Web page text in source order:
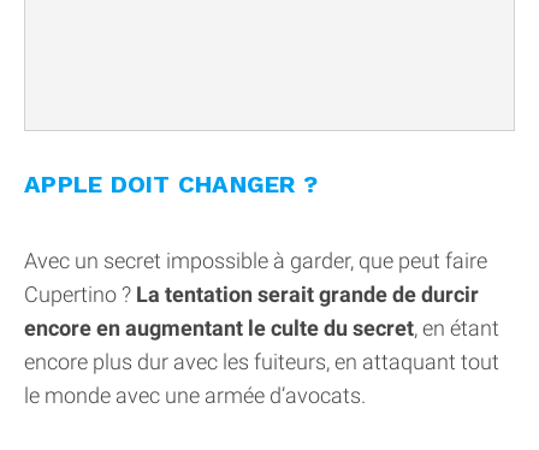
APPLE DOIT CHANGER ?
Avec un secret impossible à garder, que peut faire
Cupertino ? La tentation serait grande de durcir
encore en augmentant le culte du secret, en étant
encore plus dur avec les fuiteurs, en attaquant tout
le monde avec une armée d’avocats.